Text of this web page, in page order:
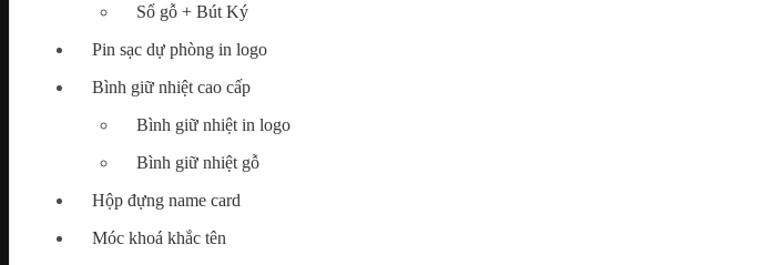
Sổ gỗ + Bút Ký
Pin sạc dự phòng in logo
Bình giữ nhiệt cao cấp
Bình giữ nhiệt in logo
Bình giữ nhiệt gỗ
Hộp đựng name card
Móc khoá khắc tên